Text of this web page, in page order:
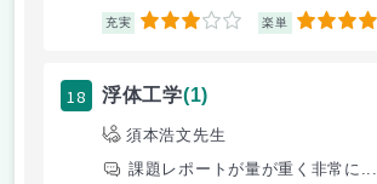
充実 3 楽単 5
18 浮体工学(1)
須本浩文先生
課題レポートが量が重く非常に...